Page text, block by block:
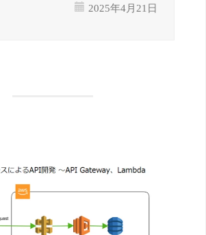
2025年4月21日